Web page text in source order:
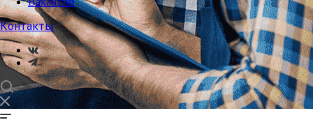
Контакты